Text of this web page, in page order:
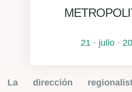
21 · julio ·
La dirección